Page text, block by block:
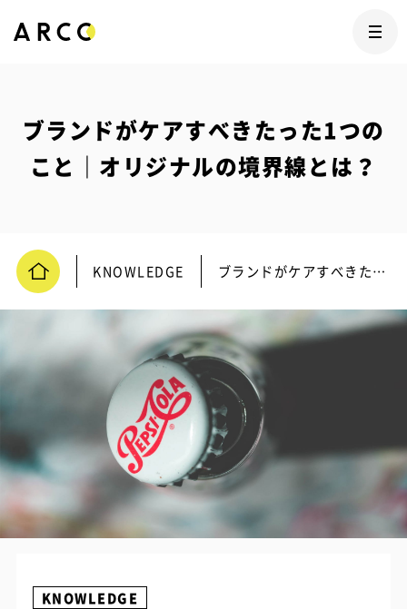
ブランドがケアすべきたった1つの
こと｜オリジナルの境界線とは？
KNOWLEDGE ブランドがケアすべきたった1つのこと｜オリジナルの境界線とは？
KNOWLEDGE